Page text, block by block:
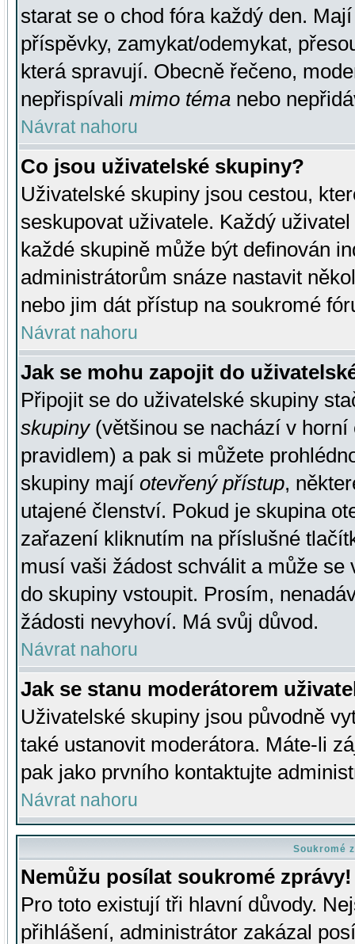
starat se o chod fóra každý den.
příspěvky, zamykat/odemykat,
která spravují. Obecně řečeno,
nepřispívali mimo téma nebo
Návrat nahoru
Co jsou uživatelské skupiny?
Uživatelské skupiny jsou cestou,
seskupovat uživatele. Každý
každé skupině může být definován
administrátorům snáze nastavit
nebo jim dát přístup na soukromé
Návrat nahoru
Jak se mohu zapojit do
Připojit se do uživatelské skupiny
skupiny(většinou se nachází v horní
pravidlem) a pak si můžete
skupiny mají otevřený přístup,
utajené členství. Pokud je skupina
zařazení kliknutím na příslušné
musí vaši žádost schválit a může se
do skupiny vstoupit. Prosím,
žádosti nevyhoví. Má svůj důvod.
Návrat nahoru
Jak se stanu moderátorem
Uživatelské skupiny jsou původně
také ustanovit moderátora. Máte-li
pak jako prvního kontaktujte
Návrat nahoru
Soukromé
Nemůžu posílat soukromé zprávy!
Pro toto existují tři hlavní důvody.
přihlášení, administrátor zakázal